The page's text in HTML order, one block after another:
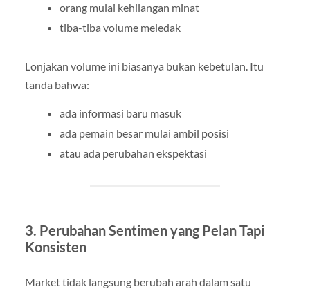
orang mulai kehilangan minat
tiba-tiba volume meledak
Lonjakan volume ini biasanya bukan kebetulan. Itu
tanda bahwa:
ada informasi baru masuk
ada pemain besar mulai ambil posisi
atau ada perubahan ekspektasi
3. Perubahan Sentimen yang Pelan Tapi
Konsisten
Market tidak langsung berubah arah dalam satu